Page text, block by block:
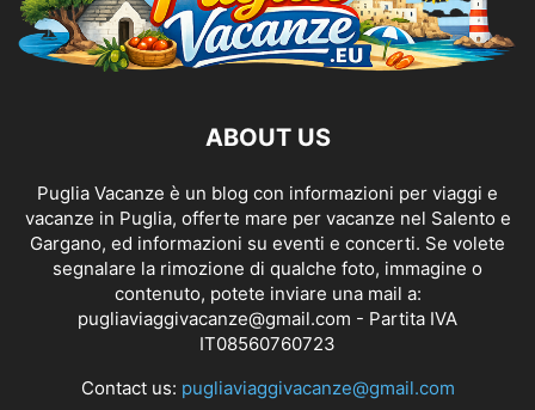
ABOUT US
Puglia Vacanze è un blog con informazioni per viaggi e
vacanze in Puglia, offerte mare per vacanze nel Salento e
Gargano, ed informazioni su eventi e concerti. Se volete
segnalare la rimozione di qualche foto, immagine o
contenuto, potete inviare una mail a:
pugliaviaggivacanze@gmail.com - Partita IVA
IT08560760723
Contact us: pugliaviaggivacanze@gmail.com